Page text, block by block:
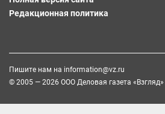
Редакционная политика
Пишите нам на information@vz.ru
© 2005 — 2026 ООО Деловая газета «Взгляд»